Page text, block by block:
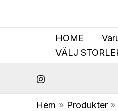
HOME
VÄLJ
Hem Produkter